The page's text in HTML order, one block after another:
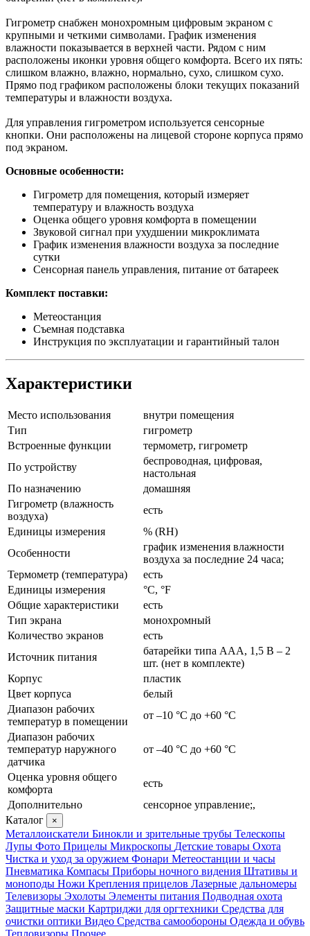
Гигрометр снабжен монохромным цифровым экраном с
крупными и четкими символами. График изменения
влажности показывается в верхней части. Рядом с ним
расположены иконки уровня общего комфорта. Всего их пять:
слишком влажно, влажно, нормально, сухо, слишком сухо.
Прямо под графиком расположены блоки текущих показаний
температуры и влажности воздуха.
Для управления гигрометром используется сенсорные
кнопки. Они расположены на лицевой стороне корпуса прямо
под экраном.
Основные особенности:
Гигрометр для помещения, который измеряет
температуру и влажность воздуха
Оценка общего уровня комфорта в помещении
Звуковой сигнал при ухудшении микроклимата
График изменения влажности воздуха за последние
сутки
Сенсорная панель управления, питание от батареек
Комплект поставки:
Метеостанция
Съемная подставка
Инструкция по эксплуатации и гарантийный талон
Характеристики
Место использования
внутри помещения
Тип
гигрометр
Встроенные функции
термометр, гигрометр
По устройству
беспроводная, цифровая,
настольная
По назначению
домашняя
Гигрометр (влажность
воздуха)
есть
Единицы измерения
% (RH)
Особенности
график изменения влажности
воздуха за последние 24 часа;
Термометр (температура)
есть
Единицы измерения
°C, °F
Общие характеристики
есть
Тип экрана
монохромный
Количество экранов
есть
Источник питания
батарейки типа ААА, 1,5 В – 2
шт. (нет в комплекте)
Корпус
пластик
Цвет корпуса
белый
Диапазон рабочих
температур в помещении
от –10 °C до +60 °C
Диапазон рабочих
температур наружного
датчика
от –40 °C до +60 °C
Оценка уровня общего
комфорта
есть
Дополнительно
сенсорное управление;,
Каталог
×
Металлоискатели Бинокли и зрительные трубы Телескопы
Лупы Фото Прицелы Микроскопы Детские товары Охота
Чистка и уход за оружием Фонари Метеостанции и часы
Пневматика Компасы Приборы ночного видения Штативы и
моноподы Ножи Крепления прицелов Лазерные дальномеры
Телевизоры Эхолоты Элементы питания Подводная охота
Защитные маски Картриджи для оргтехники Средства для
очистки оптики Видео Средства самообороны Одежда и обувь
Тепловизоры Прочее